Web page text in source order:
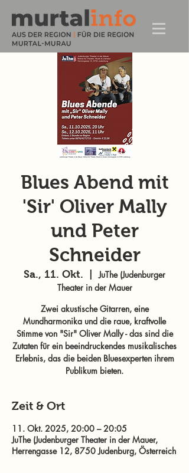
Blues Abend mit
'Sir' Oliver Mally
und Peter
Schneider
Sa., 11. Okt.
  |
JuThe (Judenburger
Theater in der Mauer
Zwei akustische Gitarren, eine
Mundharmonika und die raue, kraftvolle
Stimme von "Sir" Oliver Mally - das sind die
Zutaten für ein beeindruckendes musikalisches
Erlebnis, das die beiden Bluesexperten ihrem
Publikum bieten.
Zeit & Ort
11. Okt. 2025, 20:00 – 20:05
JuThe (Judenburger Theater in der Mauer,
Herrengasse 12, 8750 Judenburg, Österreich